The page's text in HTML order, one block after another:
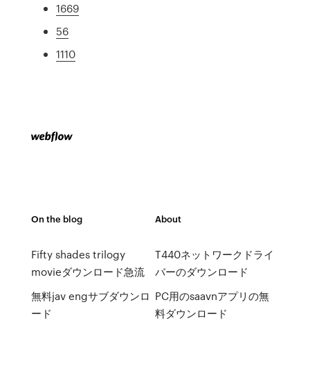
1669
56
1110
On the blog
Fifty shades trilogy
movieダウンロード急流
無料jav engサブダウンロ
ード
About
T440ネットワークドライ
バーのダウンロード
PC用のsaavnアプリの無
料ダウンロード